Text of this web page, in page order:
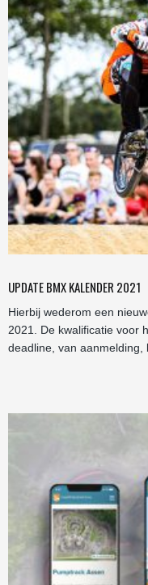
UPDATE BMX KALENDER 2021
Hierbij wederom een
2021. De kwalificatie voor
deadline, van aanmelding,